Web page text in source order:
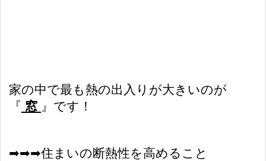
家の中で最も熱の出入りが大きいのが
『 窓 』です！
➡︎➡︎➡︎住まいの断熱性を高めること